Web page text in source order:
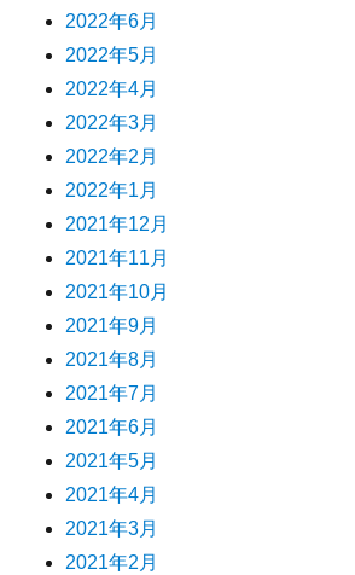
2022年6月
2022年5月
2022年4月
2022年3月
2022年2月
2022年1月
2021年12月
2021年11月
2021年10月
2021年9月
2021年8月
2021年7月
2021年6月
2021年5月
2021年4月
2021年3月
2021年2月